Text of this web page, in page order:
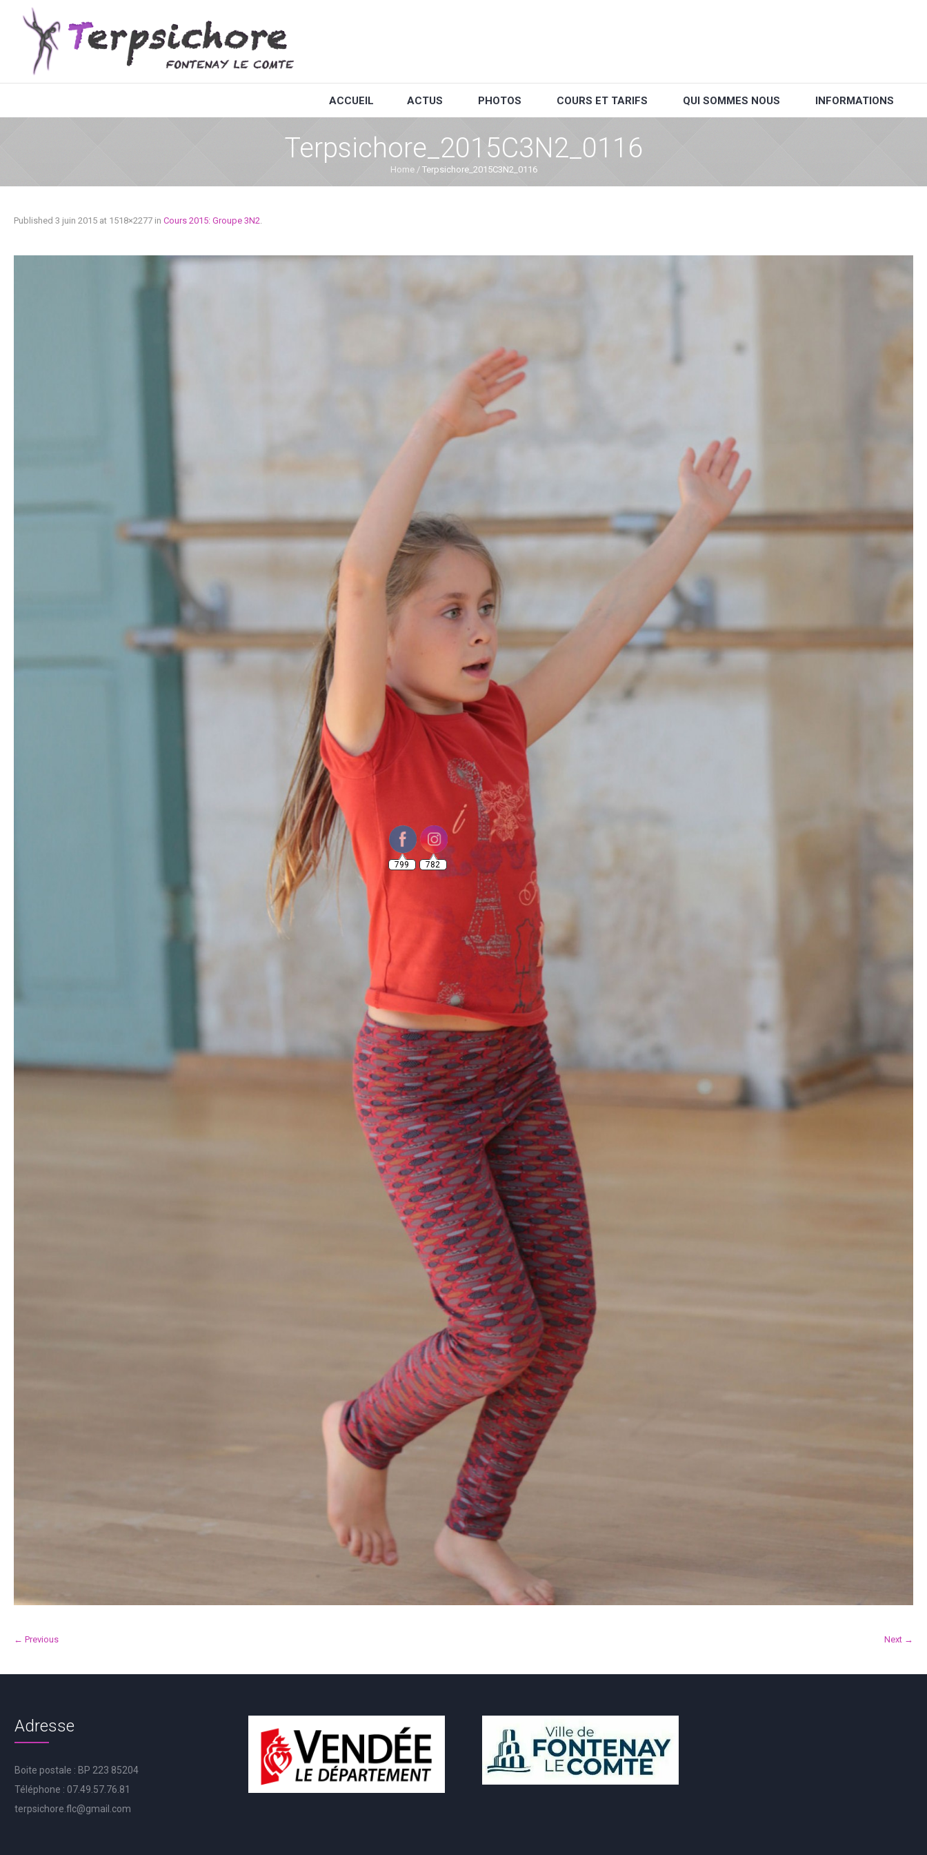
ACCUEIL ACTUS PHOTOS COURS ET TARIFS QUI SOMMES NOUS INFORMATIONS
Terpsichore_2015C3N2_0116
Home / Terpsichore_2015C3N2_0116
Published 3 juin 2015 at 1518×2277 in Cours 2015: Groupe 3N2.
← Previous Next →
Adresse
Boite postale : BP 223 85204
Téléphone : 07.49.57.76.81
terpsichore.flc@gmail.com
799 782